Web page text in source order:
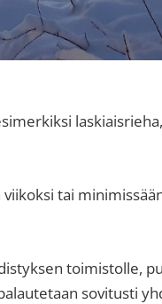
tai
toimistolle,
sovitusti